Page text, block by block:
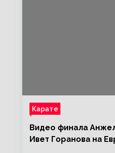
Карате
Видео финала
Ивет Горанова на